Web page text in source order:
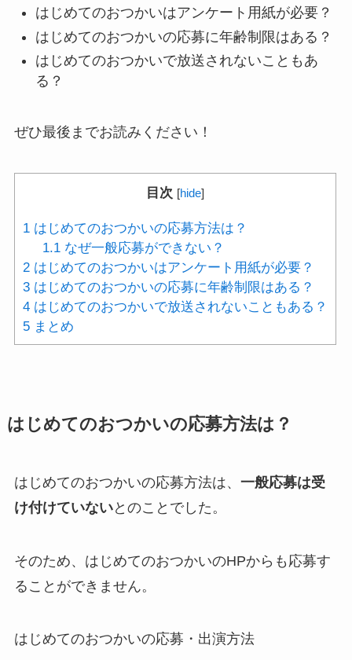
はじめてのおつかいはアンケート用紙が必要？
はじめてのおつかいの応募に年齢制限はある？
はじめてのおつかいで放送されないこともあ
る？
ぜひ最後までお読みください！
目次 [hide]
1はじめてのおつかいの応募方法は？
1.1 なぜ一般応募ができない？
2はじめてのおつかいはアンケート用紙が必要？
3はじめてのおつかいの応募に年齢制限はある？
4はじめてのおつかいで放送されないこともある？
5まとめ
はじめてのおつかいの応募方法は？
はじめてのおつかいの応募方法は、 一般応募は受
け付けていないとのことでした。
そのため、はじめてのおつかいのHPからも応募す
ることができません。
はじめてのおつかいの応募・出演方法